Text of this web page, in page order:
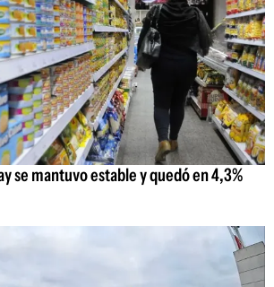
se mantuvo estable y quedó en 4,3%